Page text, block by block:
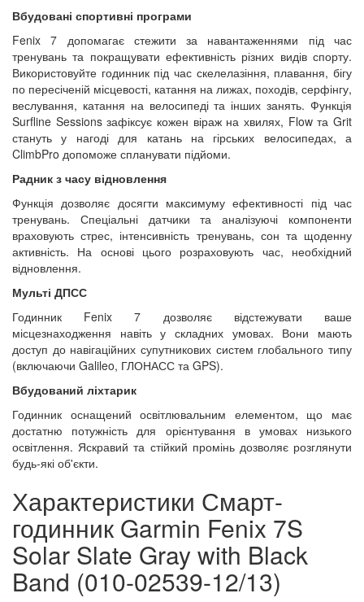
Вбудовані спортивні програми
Fenix 7 допомагає стежити за навантаженнями під час
тренувань та покращувати ефективність різних видів спорту.
Використовуйте годинник під час скелелазіння, плавання, бігу
по пересіченій місцевості, катання на лижах, походів, серфінгу,
веслування, катання на велосипеді та інших занять. Функція
Surfline Sessions зафіксує кожен віраж на хвилях, Flow та Grit
стануть у нагоді для катань на гірських велосипедах, а
ClimbPro допоможе спланувати підйоми.
Радник з часу відновлення
Функція дозволяє досягти максимуму ефективності під час
тренувань. Спеціальні датчики та аналізуючі компоненти
враховують стрес, інтенсивність тренувань, сон та щоденну
активність. На основі цього розраховують час, необхідний
відновлення.
Мульті ДПСС
Годинник Fenix 7 дозволяє відстежувати ваше
місцезнаходження навіть у складних умовах. Вони мають
доступ до навігаційних супутникових систем глобального типу
(включаючи Galileo, ГЛОНАСС та GPS).
Вбудований ліхтарик
Годинник оснащений освітлювальним елементом, що має
достатню потужність для орієнтування в умовах низького
освітлення. Яскравий та стійкий промінь дозволяє розглянути
будь-які об'єкти.
Характеристики Смарт-
годинник Garmin Fenix 7S
Solar Slate Gray with Black
Band (010-02539-12/13)